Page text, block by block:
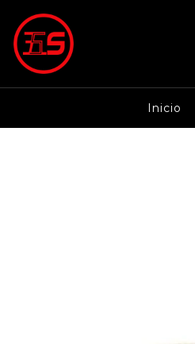
Inicio